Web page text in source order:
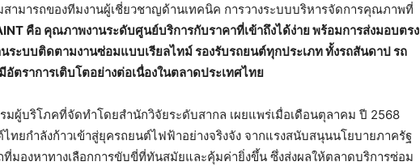
ามารถของทีมงานผู้เชี่ยวชาญด้านเทคนิค การวางระบบบริหารจัดการคุณภาพที่
คือ คุณภาพงานระดับศูนย์บริการกับราคาที่เข้าถึงได้ง่ายพร้อมการส่งมอบตรง
นระบบติดตามงานซ่อมแบบเรียลไทม์รองรับรถยนต์ทุกประเภททั้งรถสันดาปรถ
ตราการเติบโตอย่างต่อเนื่องในตลาดประเทศไทย
มผู้บริโภคที่จัดทำโดยสำนักวิจัยระดับสากล เผยแพร่เมื่อเดือนตุลาคม ปี 2568
ทยกำลังก้าวเข้าสู่ยุครถยนต์ไฟฟ้าอย่างจริงจัง จากแรงสนับสนุนนโยบายภาครัฐ
ที่มองหาทางเลือกการขับขี่ที่ทันสมัยและคุ้มค่ายิ่งขึ้น ซึ่งส่งผลให้ตลาดบริการซ่อม